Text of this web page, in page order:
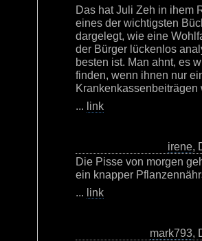
Das hat Juli Zeh in ihem
eines der wichtigsten
dargelegt, wie eine
der Bürger lückenlos
besten ist. Man ahnt, es
finden, wenn ihnen nur
Krankenkassenbeiträgen
... link
irene,
Die Pisse von morgen
ein knapper
... link
mark793,